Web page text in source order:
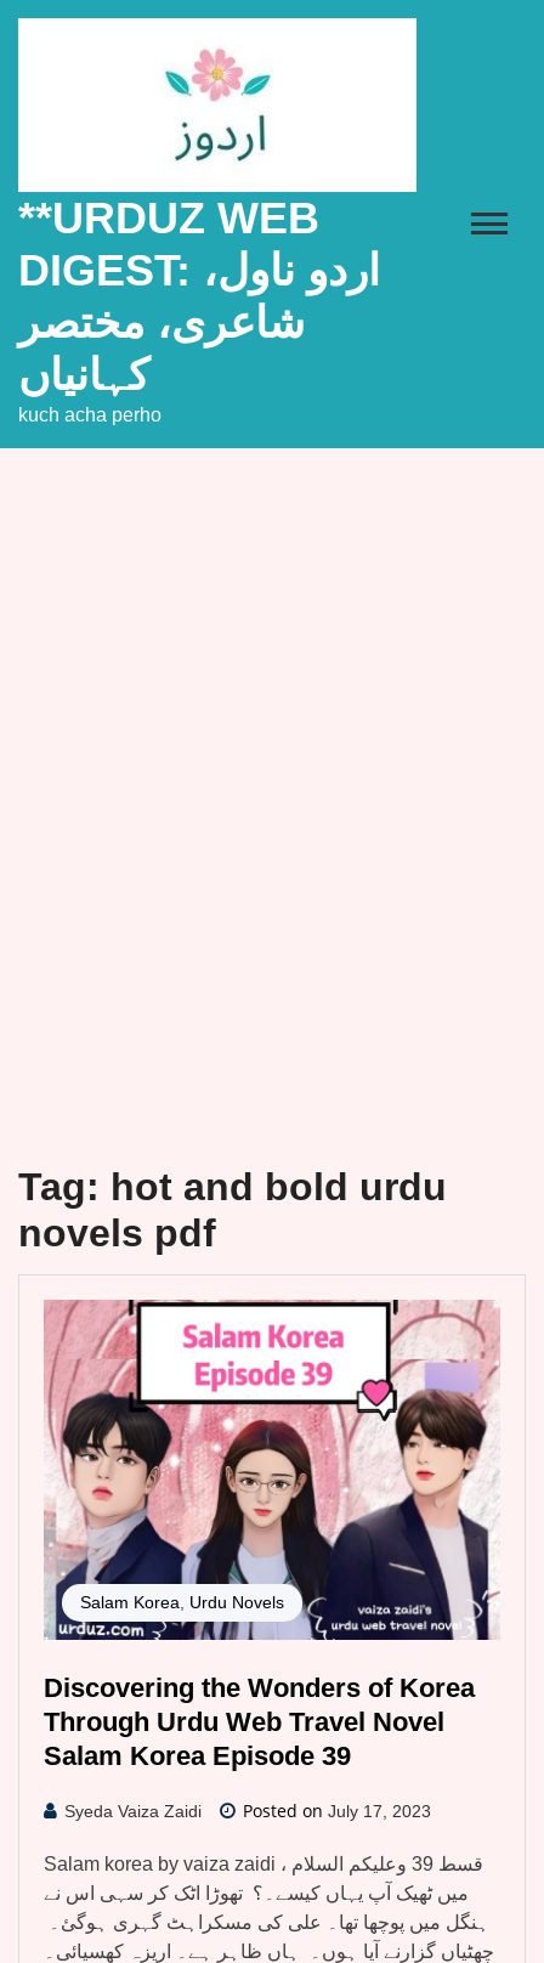
**URDUZ WEB
DIGEST: اردو ناول،
شاعری، مختصر
کہانیاں
kuch acha perho
Tag: hot and bold urdu
novels pdf
Salam Korea Urdu Novels
Discovering the Wonders of Korea
Through Urdu Web Travel Novel
Salam Korea Episode 39
Syeda Vaiza Zaidi Posted on July 17, 2023
Salam korea by vaiza zaidi قسط 39 وعلیکم السلام ،
میں ٹھیک آپ یہاں کیسے۔؟ تھوڑا اٹک کر سہی اس نے
ہنگل میں پوچھا تھا۔ علی کی مسکراہٹ گہری ہوگئ۔
چھٹیاں گزارنے آیا ہوں۔ ہاں ظاہر ہے۔ اریزہ کھسیائی۔